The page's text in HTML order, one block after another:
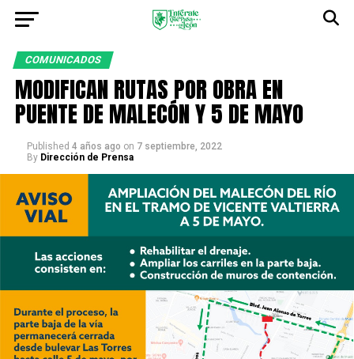
COMUNICADOS
MODIFICAN RUTAS POR OBRA EN
PUENTE DE MALECÓN Y 5 DE MAYO
Published 4 años ago on 7 septiembre, 2022
By Dirección de Prensa